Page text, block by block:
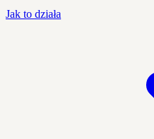
Jak to działa